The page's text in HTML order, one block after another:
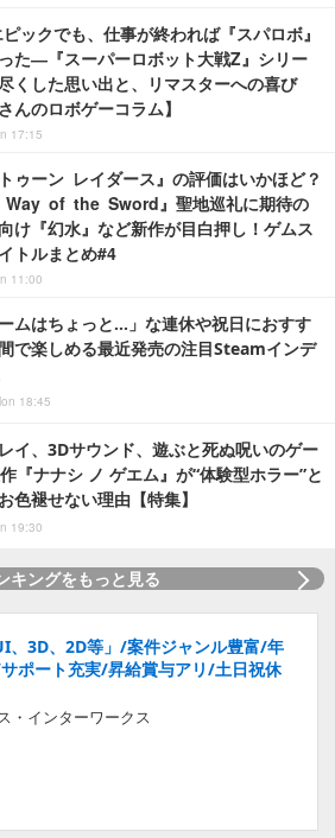
ピックでも、仕事が終われば『スパロボ』
た―『スーパーロボット大戦Z』シリー
くした思い出と、リマスターへの喜び
んのロボゲーコラム】
17:15
トゥーン レイダース』の評価はいかほど？
Way of the Sword』聖地巡礼に期待の
け『幻水』など新作が目白押し！ゲムス
トルまとめ#4
11:00
ームはちょっと…」な連休や祝日におすす
で楽しめる最近発売の注目Steamインデ
18:45
イ、3Dサウンド、遊ぶと死ぬ呪いのゲー
『ナナシ ノ ゲエム』が“体験型ホラー”と
色褪せない理由【特集】
19:30
キングをもっと見る
、3D、2D等」/案件ジャンル豊富/年
ポート充実/昇給賞与アリ/土日祝休
・インターワークス